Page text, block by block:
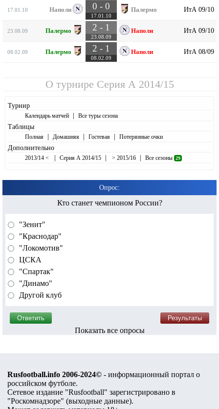
17.01.10 Наполи 0 - 0
17.01.10
Палермо ИтА 09/10
23.08.09 Палермо 2 - 1
23.08.09
Наполи ИтА 09/10
08.02.09 Палермо 2 - 1
08.02.09
Наполи ИтА 08/09
О турнире Серия А 2014/15
Турнир
Календарь матчей | Все туры сезона
Таблицы
Полная | Домашняя | Гостевая | Потерянные очки
Дополнительно
2013/14 < | Серия А 2014/15 | > 2015/16 | Все сезоны 29
Опрос:
Кто станет чемпионом России?
"Зенит"
"Краснодар"
"Локомотив"
ЦСКА
"Спартак"
"Динамо"
Другой клуб
Показать все опросы
Rusfootball.info 2006-2024© - информационный портал о
российском футболе.
Сетевое издание "Rusfootball" зарегистрировано в
"Роскомнадзоре" (выходные данные).